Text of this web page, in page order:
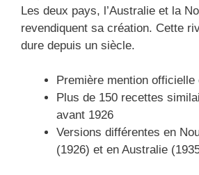
Les deux pays, l’Australie et la
revendiquent sa création. Cette
dure depuis un siècle.
Première mention officielle
Plus de 150 recettes
avant 1926
Versions différentes en
(1926) et en Australie